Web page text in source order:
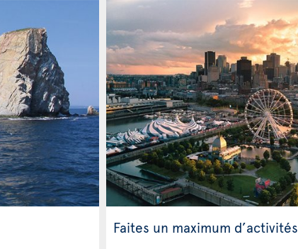
Faites un maximum d’activités